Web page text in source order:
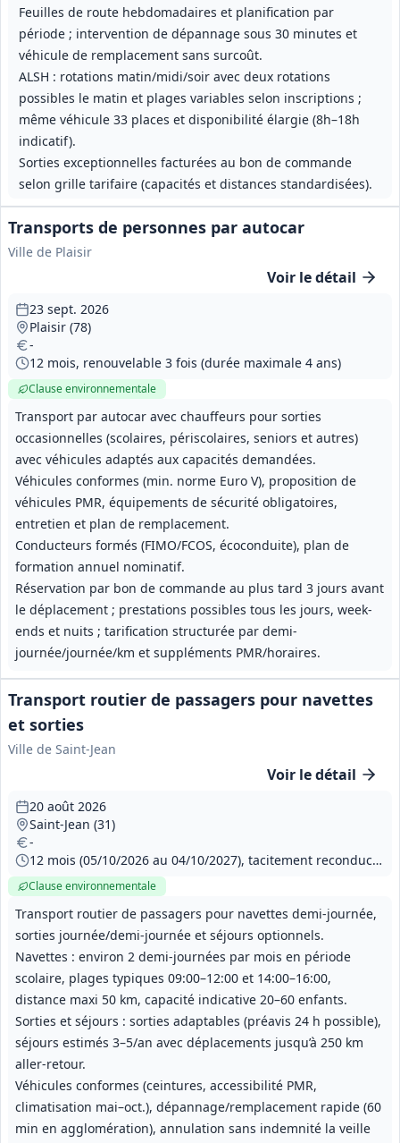
Feuilles de route hebdomadaires et planification par
période ; intervention de dépannage sous 30 minutes et
véhicule de remplacement sans surcoût.
ALSH : rotations matin/midi/soir avec deux rotations
possibles le matin et plages variables selon inscriptions ;
même véhicule 33 places et disponibilité élargie (8h–18h
indicatif).
Sorties exceptionnelles facturées au bon de commande
selon grille tarifaire (capacités et distances standardisées).
Transports de personnes par autocar
Ville de Plaisir
Voir le détail
Transport par autocar avec chauffeurs pour sorties
occasionnelles (scolaires, périscolaires, seniors et autres)
avec véhicules adaptés aux capacités demandées.
Véhicules conformes (min. norme Euro V), proposition de
véhicules PMR, équipements de sécurité obligatoires,
entretien et plan de remplacement.
Conducteurs formés (FIMO/FCOS, écoconduite), plan de
formation annuel nominatif.
Réservation par bon de commande au plus tard 3 jours avant
le déplacement ; prestations possibles tous les jours, week-
ends et nuits ; tarification structurée par demi-
journée/journée/km et suppléments PMR/horaires.
23 sept. 2026
Plaisir (78)
-
12 mois, renouvelable 3 fois (durée maximale 4 ans)
Clause environnementale
Transport routier de passagers pour navettes
et sorties
Ville de Saint-Jean
Voir le détail
Transport routier de passagers pour navettes demi‑journée,
sorties journée/demi‑journée et séjours optionnels.
Navettes : environ 2 demi‑journées par mois en période
scolaire, plages typiques 09:00–12:00 et 14:00–16:00,
distance maxi 50 km, capacité indicative 20–60 enfants.
Sorties et séjours : sorties adaptables (préavis 24 h possible),
séjours estimés 3–5/an avec déplacements jusqu’à 250 km
aller‑retour.
Véhicules conformes (ceintures, accessibilité PMR,
climatisation mai–oct.), dépannage/remplacement rapide (60
min en agglomération), annulation sans indemnité la veille
20 août 2026
Saint-Jean (31)
-
12 mois (05/10/2026 au 04/10/2027), tacitement reconductible 3 fois 12 mois, préavis non-reconduction 90 jours calendaires
Clause environnementale